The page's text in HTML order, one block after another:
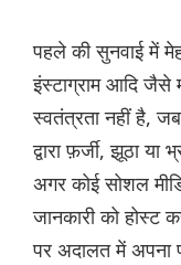
पहले की सुनवाई में
इंस्टाग्राम आदि जैसे
स्वतंत्रता नहीं है,
द्वारा फ़र्जी, झूठा
अगर कोई सोशल
जानकारी को होस्ट
पर अदालत में अपना